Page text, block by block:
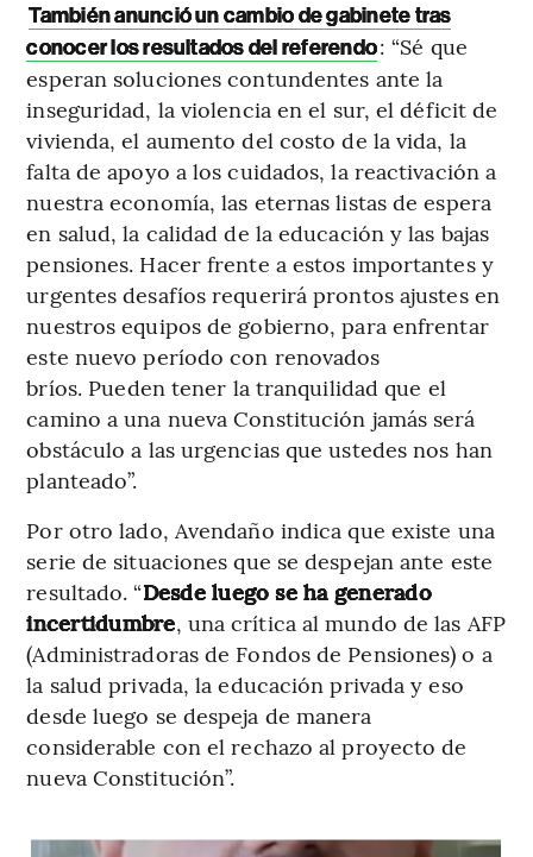
También anunció un cambio de gabinete tras
conocer los resultados del referendo: “Sé que
esperan soluciones contundentes ante la
inseguridad, la violencia en el sur, el déficit de
vivienda, el aumento del costo de la vida, la
falta de apoyo a los cuidados, la reactivación a
nuestra economía, las eternas listas de espera
en salud, la calidad de la educación y las bajas
pensiones. Hacer frente a estos importantes y
urgentes desafíos requerirá prontos ajustes en
nuestros equipos de gobierno, para enfrentar
este nuevo período con renovados
bríos. Pueden tener la tranquilidad que el
camino a una nueva Constitución jamás será
obstáculo a las urgencias que ustedes nos han
planteado”.
Por otro lado, Avendaño indica que existe una
serie de situaciones que se despejan ante este
resultado. “Desde luego se ha generado
incertidumbre, una crítica al mundo de las AFP
(Administradoras de Fondos de Pensiones) o a
la salud privada, la educación privada y eso
desde luego se despeja de manera
considerable con el rechazo al proyecto de
nueva Constitución”.